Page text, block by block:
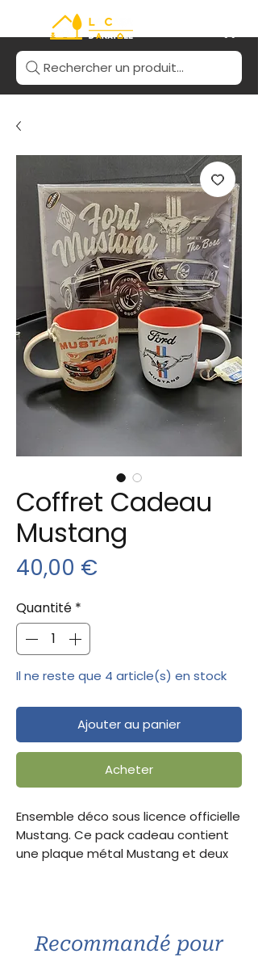
Rechercher un produit...
Coffret Cadeau
Mustang
40,00 €
Quantité *
Il ne reste que 4 article(s) en stock
Ajouter au panier
Acheter
Ensemble déco sous licence officielle
Mustang. Ce pack cadeau contient
une plaque métal Mustang et deux
déco inspirés de l’univers automobile
Recommandé pour